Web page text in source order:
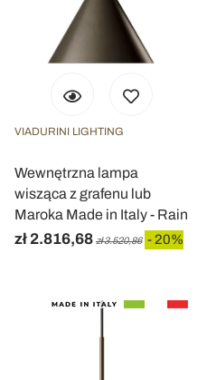
VIADURINI LIGHTING
Wewnętrzna lampa
wisząca z grafenu lub
Maroka Made in Italy - Rain
zł 2.816,68 zł 3.520,86 - 20%